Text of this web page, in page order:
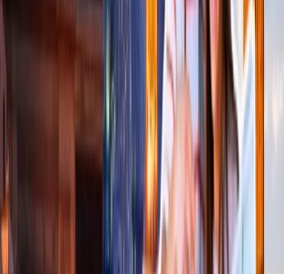
24 Jun, 2026
Wimbledon 2026: la guía
planificar tu viaje al Grand Slam
Adiós a las esperas: la
industria de viajes
23 Jun, 2026
10 Errores Que Encarecen
Copa Mundial De La FIFA
10 cosas que hacer en
Wimbledon 2026
04 Aug, 2026
Del ritmo al paraíso: guía
Blogs de viajes relacionados
Wimbledon 2026: la guía
planificar tu viaje al Grand Slam
La Copa Mundial de la
Cuidar tu Bolsillo